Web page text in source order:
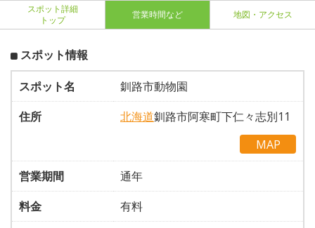
スポット詳細
トップ
営業時間など 地図・アクセス
スポット情報
スポット名
釧路市動物園
住所
北海道釧路市阿寒町下仁々志別11
MAP
営業期間
通年
料金
有料